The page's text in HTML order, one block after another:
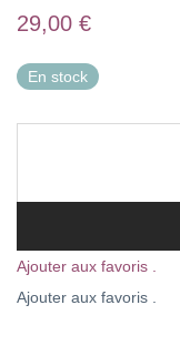
29,00 €
En stock
Ajouter aux favoris .
Ajouter aux favoris .